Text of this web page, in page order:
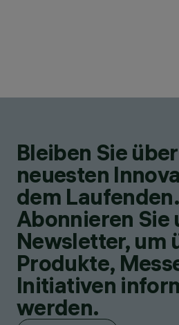
Bleiben Sie
neuesten
dem Laufenden.
Abonnieren Sie
Newsletter, um
Produkte,
Initiativen
werden.